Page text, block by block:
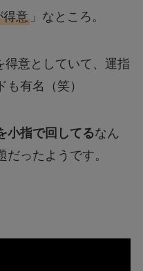
得意」なところ。
得意としていて、運指
有名（笑）
小指で回してるなん
ったようです。